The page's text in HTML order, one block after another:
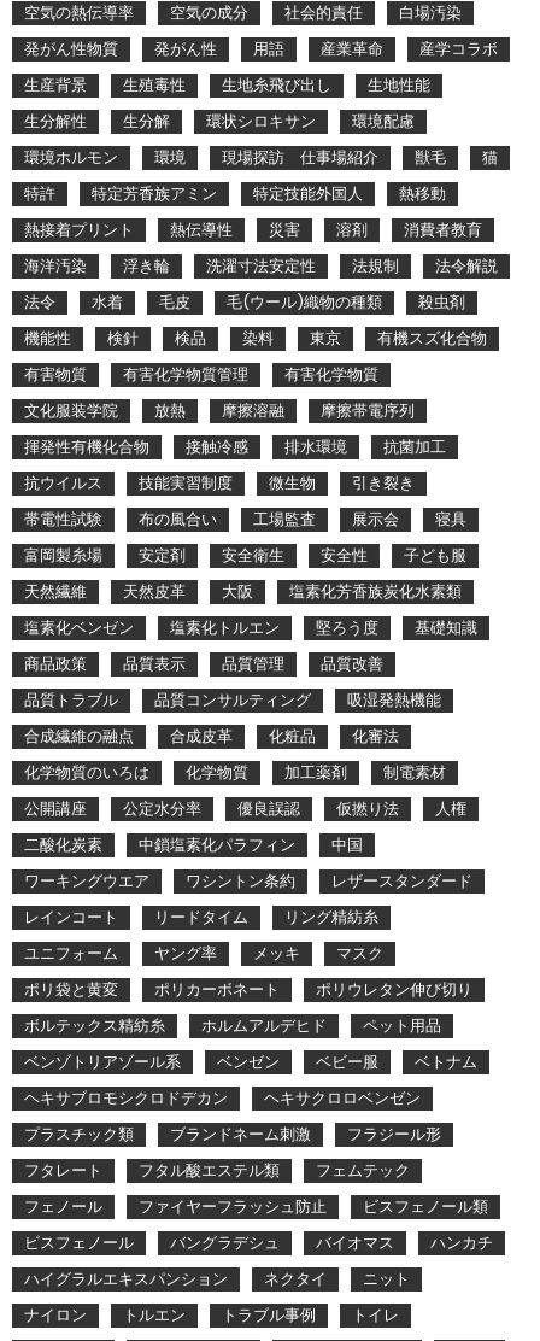
空気の熱伝導率
空気の成分 社会的責任
白場汚染
発がん性物質
発がん性 用語 産業革命
産学コラボ
生産背景
生殖毒性 生地糸飛び出し
生地性能
生分解性
生分解 環状シロキサン
環境配慮
環境ホルモン
環境 現場探訪 仕事場紹介 獣毛
猫
特許
特定芳香族アミン 特定技能外国人
熱移動
熱接着プリント
熱伝導性 災害 溶剤
消費者教育
海洋汚染
浮き輪 洗濯寸法安定性 法規制
法令解説
法令
水着 毛皮 毛(ウール)織物の種類
殺虫剤
機能性
検針 検品 染料 東京
有機スズ化合物
有害物質
有害化学物質管理
有害化学物質
文化服装学院
放熱 摩擦溶融
摩擦帯電序列
揮発性有機化合物
接触冷感 排水環境
抗菌加工
抗ウイルス
技能実習制度 微生物
引き裂き
帯電性試験
布の風合い 工場監査 展示会
寝具
富岡製糸場
安定剤 安全衛生 安全性
子ども服
天然繊維
天然皮革 大阪
塩素化芳香族炭化水素類
塩素化ベンゼン
塩素化トルエン 堅ろう度
基礎知識
商品政策
品質表示 品質管理
品質改善
品質トラブル
品質コンサルティング
吸湿発熱機能
合成繊維の融点
合成皮革 化粧品
化審法
化学物質のいろは
化学物質 加工薬剤
制電素材
公開講座
公定水分率 優良誤認 仮撚り法
人権
二酸化炭素
中鎖塩素化パラフィン
中国
ワーキングウエア
ワシントン条約
レザースタンダード
レインコート
リードタイム
リング精紡糸
ユニフォーム
ヤング率 メッキ
マスク
ポリ袋と黄変
ポリカーボネート
ポリウレタン伸び切り
ボルテックス精紡糸
ホルムアルデヒド
ペット用品
ベンゾトリアゾール系
ベンゼン ベビー服
ベトナム
ヘキサブロモシクロドデカン
ヘキサクロロベンゼン
プラスチック類
ブランドネーム刺激
フラジール形
フタレート
フタル酸エステル類
フェムテック
フェノール
ファイヤーフラッシュ防止
ビスフェノール類
ビスフェノール
バングラデシュ バイオマス
ハンカチ
ハイグラルエキスパンション
ネクタイ
ニット
ナイロン
トルエン トラブル事例
トイレ